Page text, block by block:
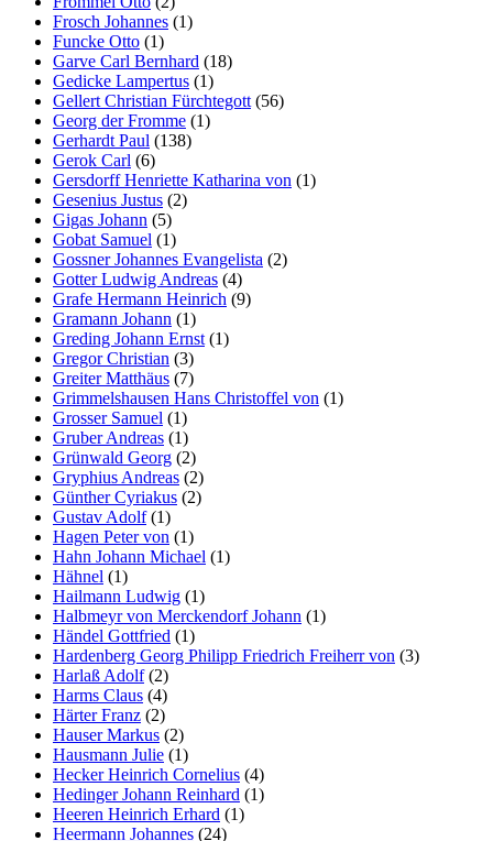
Frosch Johannes (1)
Funcke Otto (1)
Garve Carl Bernhard (18)
Gedicke Lampertus (1)
Gellert Christian Fürchtegott (56)
Georg der Fromme (1)
Gerhardt Paul (138)
Gerok Carl (6)
Gersdorff Henriette Katharina von (1)
Gesenius Justus (2)
Gigas Johann (5)
Gobat Samuel (1)
Gossner Johannes Evangelista (2)
Gotter Ludwig Andreas (4)
Grafe Hermann Heinrich (9)
Gramann Johann (1)
Greding Johann Ernst (1)
Gregor Christian (3)
Greiter Matthäus (7)
Grimmelshausen Hans Christoffel von (1)
Grosser Samuel (1)
Gruber Andreas (1)
Grünwald Georg (2)
Gryphius Andreas (2)
Günther Cyriakus (2)
Gustav Adolf(1)
Hagen Peter von (1)
Hahn Johann Michael (1)
Hähnel (1)
Hailmann Ludwig (1)
Halbmeyr von Merckendorf Johann (1)
Händel Gottfried (1)
Hardenberg Georg Philipp Friedrich Freiherr von (3)
Harlaß Adolf(2)
Harms Claus (4)
Härter Franz (2)
Hauser Markus (2)
Hausmann Julie (1)
Hecker Heinrich Cornelius (4)
Hedinger Johann Reinhard (1)
Heeren Heinrich Erhard (1)
Heermann Johannes (24)